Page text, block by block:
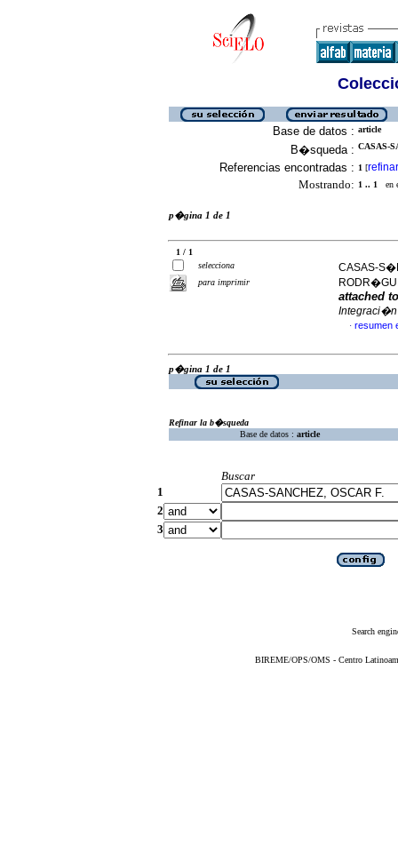
Base de datos : article
B�squeda : CASAS-
Referencias encontradas : 1 [refinar
Mostrando: 1 .. 1 en
p�gina 1 de 1
1 / 1
selecciona
para imprimir
CASAS-
attached
Integraci�n
· resumen
p�gina 1 de 1
Refinar la b�squeda
Base de datos : article
Buscar
1
2
3
Search
BIREME/OPS/OMS - Centro